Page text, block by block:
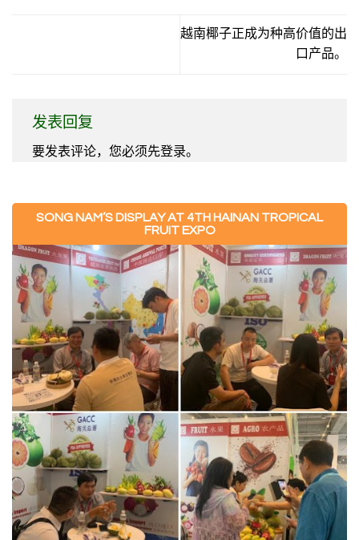
越南椰子正成为种高价值的出
口产品。
发表回复
要发表评论，您必须先登录。
SONG NAM’S DISPLAY AT 4TH HAINAN TROPICAL
FRUIT EXPO